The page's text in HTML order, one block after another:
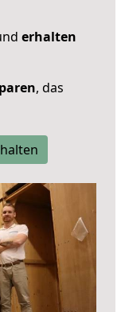
erhalten
, das